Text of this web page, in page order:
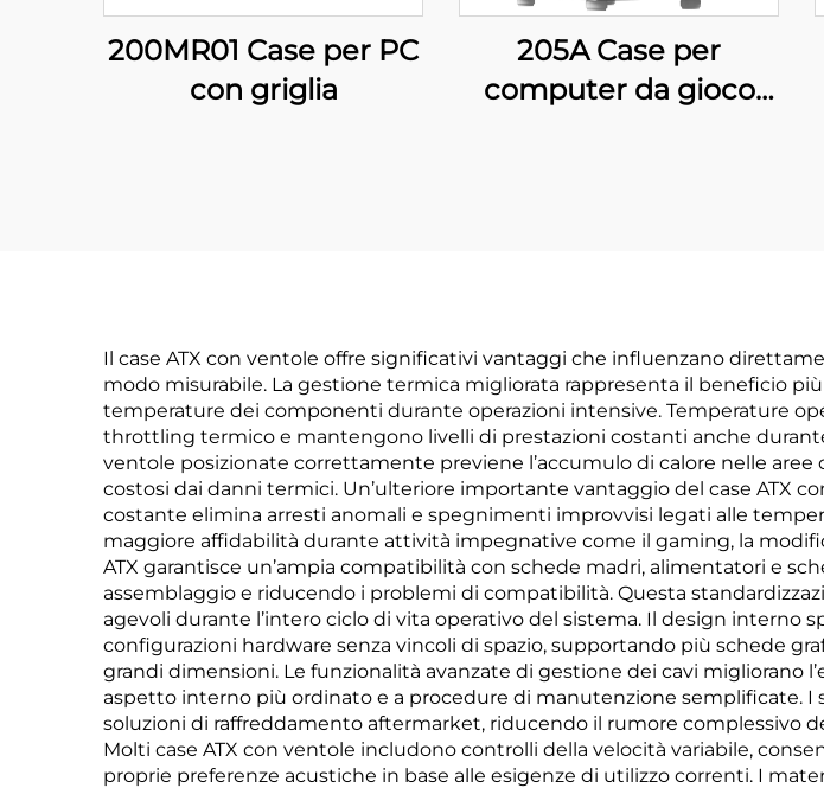
200MR01 Case per PC
con griglia
205A Case per
computer da gioco
Il case ATX con ventole offre significativi vantaggi che influenzano
modo misurabile. La gestione termica migliorata rappresenta il beneficio
temperature dei componenti durante operazioni intensive. Temperature
throttling termico e mantengono livelli di prestazioni costanti anche
ventole posizionate correttamente previene l’accumulo di calore nelle
costosi dai danni termici. Un’ulteriore importante vantaggio del case ATX
costante elimina arresti anomali e spegnimenti improvvisi legati alle
maggiore affidabilità durante attività impegnative come il gaming, la
ATX garantisce un’ampia compatibilità con schede madri, alimentatori e
assemblaggio e riducendo i problemi di compatibilità. Questa
agevoli durante l’intero ciclo di vita operativo del sistema. Il design interno
configurazioni hardware senza vincoli di spazio, supportando più schede
grandi dimensioni. Le funzionalità avanzate di gestione dei cavi migliorano
aspetto interno più ordinato e a procedure di manutenzione semplificate.
soluzioni di raffreddamento aftermarket, riducendo il rumore complessivo
Molti case ATX con ventole includono controlli della velocità variabile,
proprie preferenze acustiche in base alle esigenze di utilizzo correnti. I